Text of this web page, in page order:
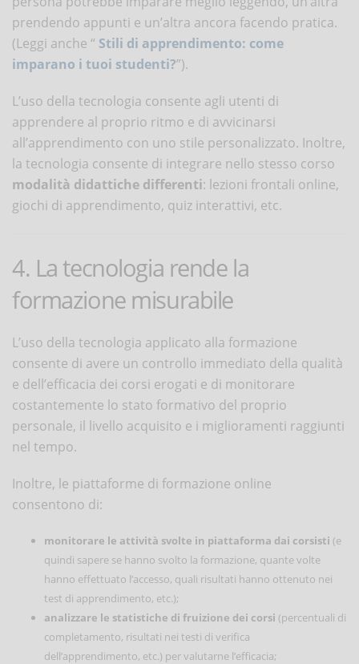
prendendo appunti e un’altra ancora facendo pratica.
(Leggi anche “ Stili di apprendimento: come
imparano i tuoi studenti?”).
L’uso della tecnologia consente agli utenti di
apprendere al proprio ritmo e di avvicinarsi
all’apprendimento con uno stile personalizzato. Inoltre,
la tecnologia consente di integrare nello stesso corso
modalità didattiche differenti: lezioni frontali online,
giochi di apprendimento, quiz interattivi, etc.
4. La tecnologia rende la
formazione misurabile
L’uso della tecnologia applicato alla formazione
consente di avere un controllo immediato della qualità
e dell’efficacia dei corsi erogati e di monitorare
costantemente lo stato formativo del proprio
personale, il livello acquisito e i miglioramenti raggiunti
nel tempo.
Inoltre, le piattaforme di formazione online
consentono di:
monitorare le attività svolte in piattaforma dai corsisti (e
quindi sapere se hanno svolto la formazione, quante volte
hanno effettuato l’accesso, quali risultati hanno ottenuto nei
test di apprendimento, etc.);
analizzare le statistiche di fruizione dei corsi (percentuali di
completamento, risultati nei testi di verifica
dell’apprendimento, etc.) per valutarne l’efficacia;